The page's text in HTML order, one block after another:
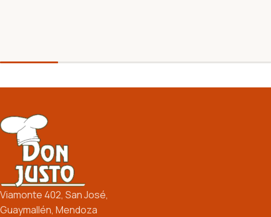
Viamonte 402, San José,
Guaymallén, Mendoza